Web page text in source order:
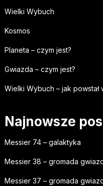
Wielki Wybuch
Kosmos
Planeta – czym jest?
Gwiazda – czym jest?
Wielki Wybuch – jak powstał
Najnowsze
Messier 74 – galaktyka
Messier 38 – gromada
Messier 37 – gromada